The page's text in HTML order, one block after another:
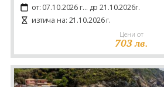
от: 07.10.2026 г... до 21.10.2026г.
изтича на: 21.10.2026 г.
Цени от
703 лв.